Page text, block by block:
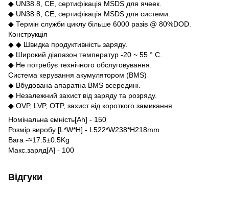
◆ UN38.8, CE, сертифікація MSDS для ячеек.
◆ UN38.8, CE, сертифікація MSDS для системи.
◆ Термін служби циклу більше 6000 разів @ 80%DOD.
Конструкція
◆ ◆ Швидка продуктивність заряду.
◆ Широкий діапазон температур -20 ~ 55 ° C.
◆ Не потребує технічного обслуговування.
Система керування акумулятором (BMS)
◆ Вбудована апаратна BMS всередині.
◆ Незалежний захист від заряду та розряду.
◆ OVP, LVP, OTP, захист від короткого замикання
Номінальна ємність[Ah] - 150
Розмір виробу [L*W*H] - L522*W238*H218mm
Вага -≈17.5±0.5Kg
Макс.заряд[A] - 100
Відгуки